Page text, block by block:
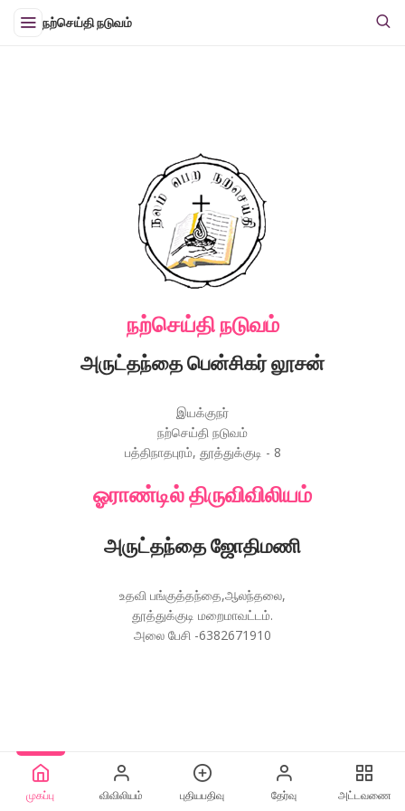
நற்செய்தி நடுவம்
நற்செய்தி நடுவம்
அருட்தந்தை பென்சிகர் லூசன்
இயக்குநர்
நற்செய்தி நடுவம்
பத்திநாதபுரம், தூத்துக்குடி - 8
ஓராண்டில் திருவிவிலியம்
அருட்தந்தை ஜோதிமணி
உதவி பங்குத்தந்தை,ஆலந்தலை,
தூத்துக்குடி மறைமாவட்டம்.
அலை பேசி -6382671910
முகப்பு விவிலியம் புதியபதிவு தேர்வு அட்டவணை